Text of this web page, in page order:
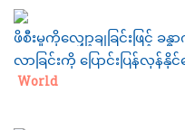
ဖိစီးမှုကိုလျှော့ချခြင်းဖြင့်
လာခြင်းကို ပြောင်းပြန်လှန်
Category:
World